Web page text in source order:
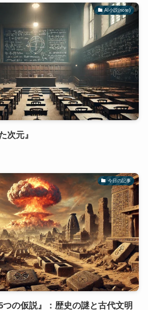
AI小説(note)
次元』
今日の記事
つの仮説』：歴史の謎と古代文明